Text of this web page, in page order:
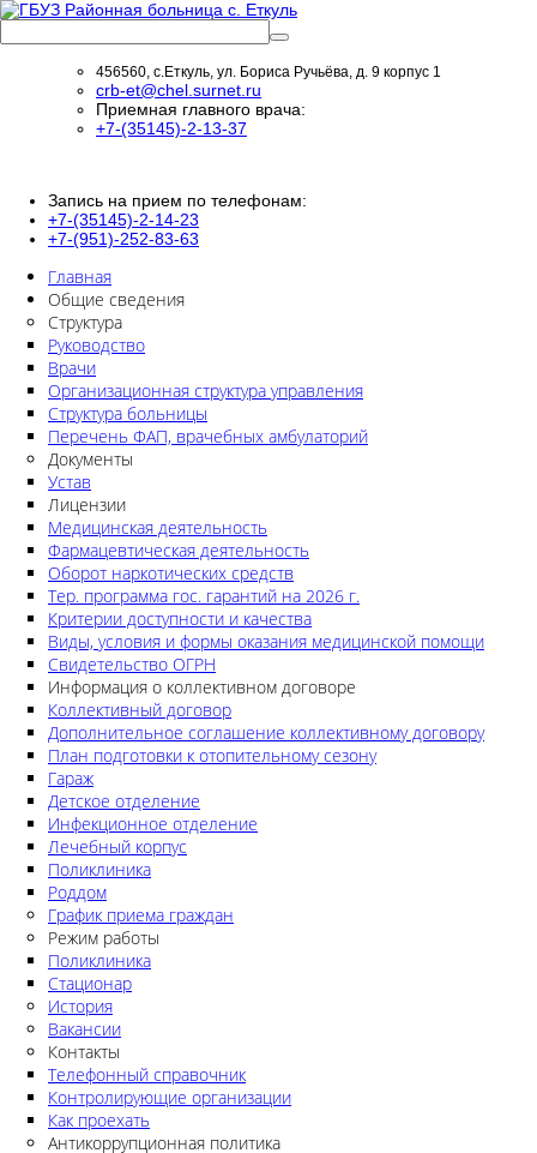
456560, с.Еткуль, ул. Бориса Ручьёва, д. 9 корпус 1
crb-et@chel.surnet.ru
Приемная главного врача:
+7-(35145)-2-13-37
Запись на прием по телефонам:
+7-(35145)-2-14-23
+7-(951)-252-83-63
Главная
Общие сведения
Структура
Руководство
Врачи
Организационная структура управления
Структура больницы
Перечень ФАП, врачебных амбулаторий
Документы
Устав
Лицензии
Медицинская деятельность
Фармацевтическая деятельность
Оборот наркотических средств
Тер. программа гос. гарантий на 2026 г.
Критерии доступности и качества
Виды, условия и формы оказания медицинской помощи
Свидетельство ОГРН
Информация о коллективном договоре
Коллективный договор
Дополнительное соглашение коллективному договору
План подготовки к отопительному сезону
Гараж
Детское отделение
Инфекционное отделение
Лечебный корпус
Поликлиника
Роддом
График приема граждан
Режим работы
Поликлиника
Стационар
История
Вакансии
Контакты
Телефонный справочник
Контролирующие организации
Как проехать
Антикоррупционная политика